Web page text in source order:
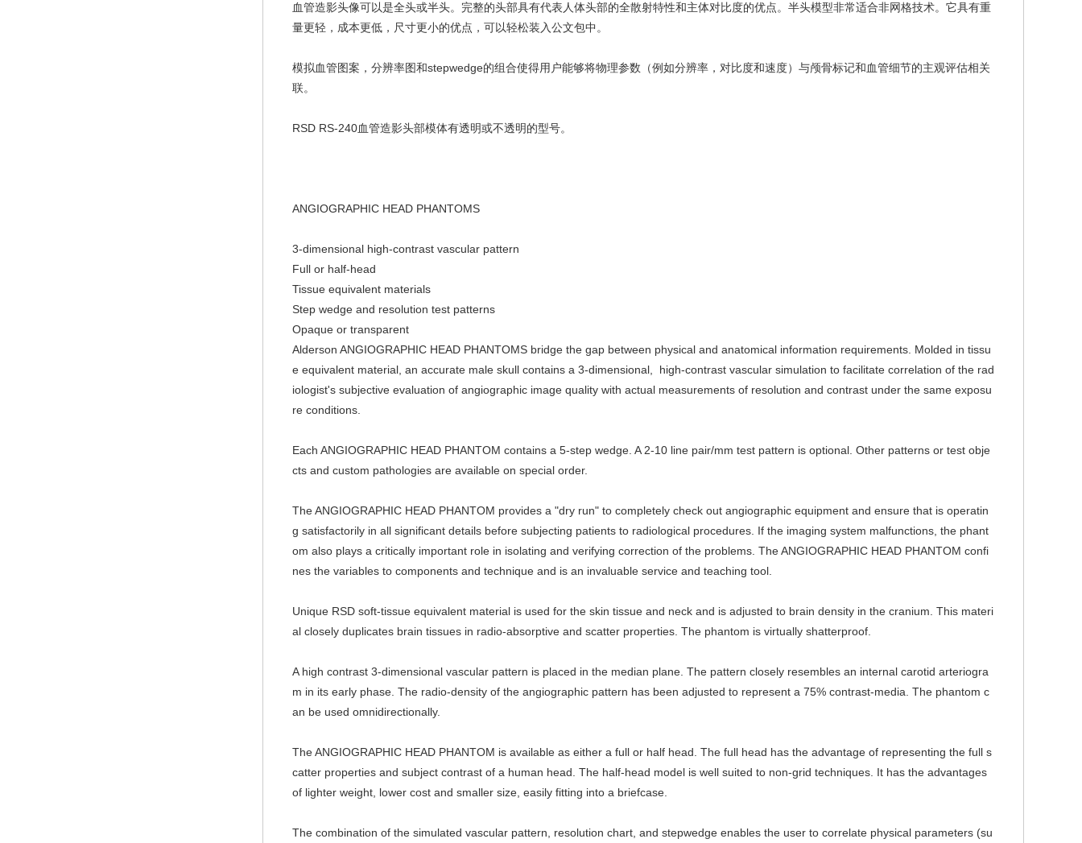
血管造影头像可以是全头或半头。完整的头部具有代表人体头部的全散射特性和主体对比度的优点。半头模型非常适合非网格技术。它具有重
量更轻，成本更低，尺寸更小的优点，可以轻松装入公文包中。
模拟血管图案，分辨率图和stepwedge的组合使得用户能够将物理参数（例如分辨率，对比度和速度）与颅骨标记和血管细节的主观评估相关
联。
RSD RS-240血管造影头部模体有透明或不透明的型号。
ANGIOGRAPHIC HEAD PHANTOMS
3-dimensional high-contrast vascular pattern
Full or half-head
Tissue equivalent materials
Step wedge and resolution test patterns
Opaque or transparent
Alderson ANGIOGRAPHIC HEAD PHANTOMS bridge the gap between physical and anatomical information requirements. Molded in tissu
e equivalent material, an accurate male skull contains a 3-dimensional, high-contrast vascular simulation to facilitate correlation of the rad
iologist's subjective evaluation of angiographic image quality with actual measurements of resolution and contrast under the same exposu
re conditions.
Each ANGIOGRAPHIC HEAD PHANTOM contains a 5-step wedge. A 2-10 line pair/mm test pattern is optional. Other patterns or test obje
cts and custom pathologies are available on special order.
The ANGIOGRAPHIC HEAD PHANTOM provides a "dry run" to completely check out angiographic equipment and ensure that is operatin
g satisfactorily in all significant details before subjecting patients to radiological procedures. If the imaging system malfunctions, the phant
om also plays a critically important role in isolating and verifying correction of the problems. The ANGIOGRAPHIC HEAD PHANTOM confi
nes the variables to components and technique and is an invaluable service and teaching tool.
Unique RSD soft-tissue equivalent material is used for the skin tissue and neck and is adjusted to brain density in the cranium. This materi
al closely duplicates brain tissues in radio-absorptive and scatter properties. The phantom is virtually shatterproof.
A high contrast 3-dimensional vascular pattern is placed in the median plane. The pattern closely resembles an internal carotid arteriogra
m in its early phase. The radio-density of the angiographic pattern has been adjusted to represent a 75% contrast-media. The phantom c
an be used omnidirectionally.
The ANGIOGRAPHIC HEAD PHANTOM is available as either a full or half head. The full head has the advantage of representing the full s
catter properties and subject contrast of a human head. The half-head model is well suited to non-grid techniques. It has the advantages
of lighter weight, lower cost and smaller size, easily fitting into a briefcase.
The combination of the simulated vascular pattern, resolution chart, and stepwedge enables the user to correlate physical parameters (su